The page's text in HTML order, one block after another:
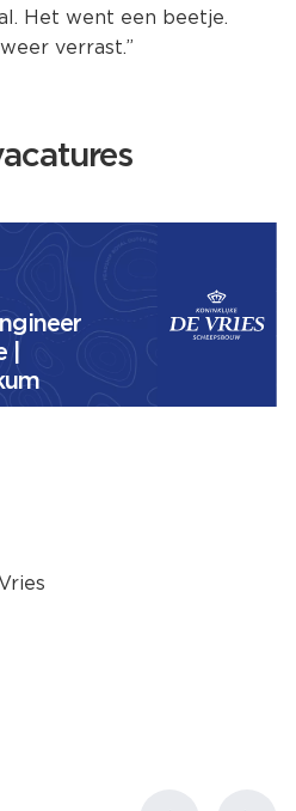
Het went een beetje.
verrast.”